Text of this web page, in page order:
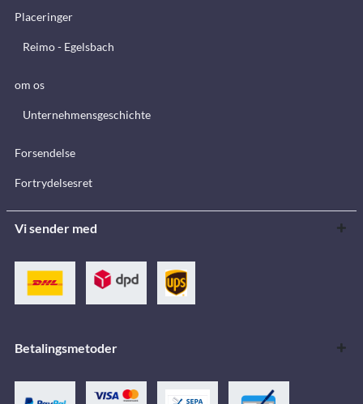
Placeringer
Reimo - Egelsbach
om os
Unternehmensgeschichte
Forsendelse
Fortrydelsesret
Vi sender med
Betalingsmetoder